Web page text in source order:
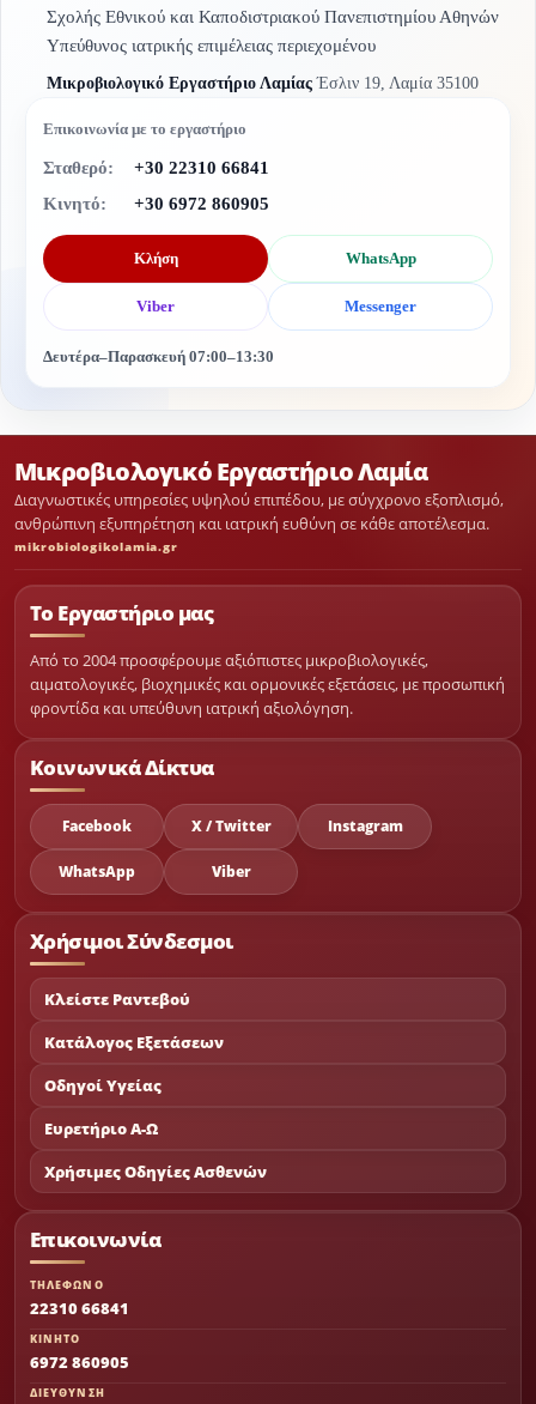
Σχολής Εθνικού και Καποδιστριακού Πανεπιστημίου Αθηνών
Υπεύθυνος ιατρικής επιμέλειας περιεχομένου
Μικροβιολογικό Εργαστήριο Λαμίας Έσλιν 19, Λαμία 35100
Επικοινωνία με το εργαστήριο
Σταθερό:
+30 22310 66841
Κινητό:
+30 6972 860905
Κλήση WhatsApp
Viber Messenger
Δευτέρα–Παρασκευή 07:00–13:30
Μικροβιολογικό Εργαστήριο Λαμία
Διαγνωστικές υπηρεσίες υψηλού επιπέδου, με σύγχρονο εξοπλισμό,
ανθρώπινη εξυπηρέτηση και ιατρική ευθύνη σε κάθε αποτέλεσμα.
mikrobiologikolamia.gr
Το Εργαστήριο μας
Από το 2004 προσφέρουμε αξιόπιστες μικροβιολογικές,
αιματολογικές, βιοχημικές και ορμονικές εξετάσεις, με προσωπική
φροντίδα και υπεύθυνη ιατρική αξιολόγηση.
Κοινωνικά Δίκτυα
Facebook X / Twitter Instagram
WhatsApp Viber
Χρήσιμοι Σύνδεσμοι
Κλείστε Ραντεβού
Κατάλογος Εξετάσεων
Οδηγοί Υγείας
Ευρετήριο Α-Ω
Χρήσιμες Οδηγίες Ασθενών
Επικοινωνία
ΤΗΛΕΦΩΝΟ
22310 66841
ΚΙΝΗΤΟ
6972 860905
ΔΙΕΥΘΥΝΣΗ